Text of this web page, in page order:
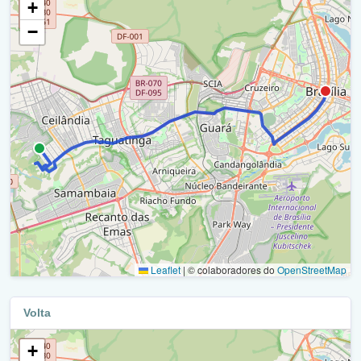
Avenida Elmo Serejo / Ra Xxxii
Avenida Elmo Serejo / Ra Ix
Avenida Elmo Serejo / Ra Iii
Avenida Elmo Serejo / Ra Iii
Avenida Elmo Serejo / Ra Iii
Avenida Elmo Serejo / Ra Iii
Via Estádio / Avenida Elmo Serejo / Df-085 / Ra Iii
Pista Brt Oeste - Centro De Taguatinga / Ra Iii
Acesso A Pista Brt Oeste - Centro De Taguatinga / Ra Iii
Pista Brt Oeste - Centro De Taguatinga / Ra Iii
Pista Brt Oeste - Centro De Taguatinga / Ra Xx
Faixa Exclusiva - Eptg / Ra Xxix
Faixa Exclusiva - Eptg / Ra X
Faixa Exclusiva - Eptg / Ra Xxx
Eptg / Ra Xxx
Faixa Exclusiva - Eptg / Ra Xxx
Pista Brt Oeste - Centro De Taguatinga / Ra Xxx
Pista Brt Oeste - Centro De Taguatinga / Ra Iii
Brt Oeste - Taguatinga Centro / Ra Iii
Via Estádio / Avenida Elmo Serejo / Df-085 / Ra Iii
Avenida Comercial Norte / Ra Iii
Via Estádio / Avenida Elmo Serejo / Df-085 / Ra Iii
+
−
Leaflet | © colaboradores do OpenStreetMap
Volta
+